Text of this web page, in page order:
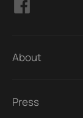
About
Press